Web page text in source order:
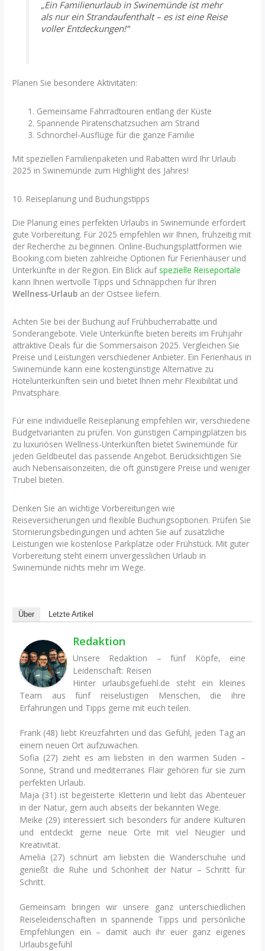
„Ein Familienurlaub in Swinemünde ist mehr
als nur ein Strandaufenthalt – es ist eine Reise
voller Entdeckungen!“
Planen Sie besondere Aktivitäten:
Gemeinsame Fahrradtouren entlang der Küste
Spannende Piratenschatzsuchen am Strand
Schnorchel-Ausflüge für die ganze Familie
Mit speziellen Familienpaketen und Rabatten wird Ihr Urlaub
2025 in Swinemünde zum Highlight des Jahres!
10. Reiseplanung und Buchungstipps
Die Planung eines perfekten Urlaubs in Swinemünde erfordert
gute Vorbereitung. Für 2025 empfehlen wir Ihnen, frühzeitig mit
der Recherche zu beginnen. Online-Buchungsplattformen wie
Booking.com bieten zahlreiche Optionen für Ferienhäuser und
Unterkünfte in der Region. Ein Blick auf spezielle Reiseportale
kann Ihnen wertvolle Tipps und Schnäppchen für Ihren
Wellness-Urlaub an der Ostsee liefern.
Achten Sie bei der Buchung auf Frühbucherrabatte und
Sonderangebote. Viele Unterkünfte bieten bereits im Frühjahr
attraktive Deals für die Sommersaison 2025. Vergleichen Sie
Preise und Leistungen verschiedener Anbieter. Ein Ferienhaus in
Swinemünde kann eine kostengünstige Alternative zu
Hotelunterkünften sein und bietet Ihnen mehr Flexibilität und
Privatsphäre.
Für eine individuelle Reiseplanung empfehlen wir, verschiedene
Budgetvarianten zu prüfen. Von günstigen Campingplätzen bis
zu luxuriösen Wellness-Unterkünften bietet Swinemünde für
jeden Geldbeutel das passende Angebot. Berücksichtigen Sie
auch Nebensaisonzeiten, die oft günstigere Preise und weniger
Trubel bieten.
Denken Sie an wichtige Vorbereitungen wie
Reiseversicherungen und flexible Buchungsoptionen. Prüfen Sie
Stornierungsbedingungen und achten Sie auf zusätzliche
Leistungen wie kostenlose Parkplätze oder Frühstück. Mit guter
Vorbereitung steht einem unvergesslichen Urlaub in
Swinemünde nichts mehr im Wege.
Über Letzte Artikel
Redaktion
Unsere Redaktion – fünf Köpfe, eine
Leidenschaft: Reisen
Hinter urlaubsgefuehl.de steht ein kleines
Team aus fünf reiselustigen Menschen, die ihre
Erfahrungen und Tipps gerne mit euch teilen.
Frank (48) liebt Kreuzfahrten und das Gefühl, jeden Tag an
einem neuen Ort aufzuwachen.
Sofia (27) zieht es am liebsten in den warmen Süden –
Sonne, Strand und mediterranes Flair gehören für sie zum
perfekten Urlaub.
Maja (31) ist begeisterte Kletterin und liebt das Abenteuer
in der Natur, gern auch abseits der bekannten Wege.
Meike (29) interessiert sich besonders für andere Kulturen
und entdeckt gerne neue Orte mit viel Neugier und
Kreativität.
Amelia (27) schnürt am liebsten die Wanderschuhe und
genießt die Ruhe und Schönheit der Natur – Schritt für
Schritt.
Gemeinsam bringen wir unsere ganz unterschiedlichen
Reiseleidenschaften in spannende Tipps und persönliche
Empfehlungen ein – damit auch ihr euer ganz eigenes
Urlaubsgefühl